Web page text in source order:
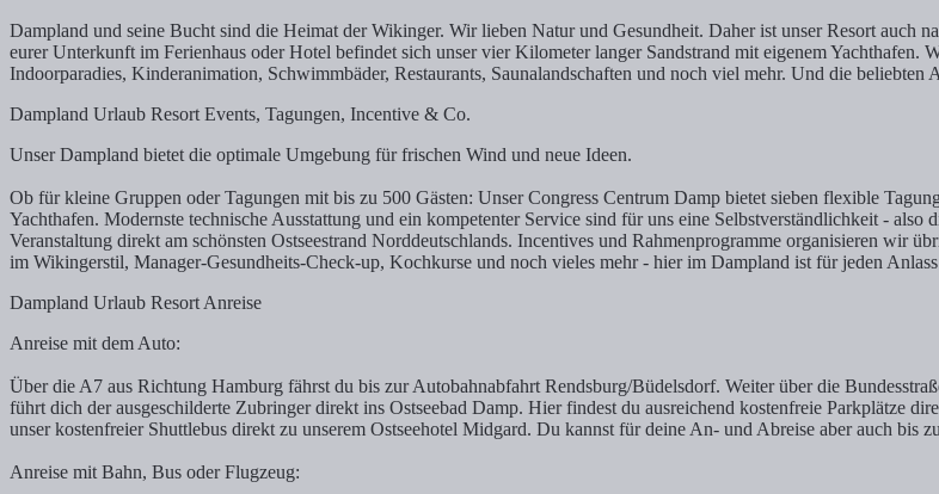
Dampland und seine Bucht sind die Heimat der Wikinger. Wir lieben Natur und Gesundheit. Daher ist unser Resort auch
eurer Unterkunft im Ferienhaus oder Hotel befindet sich unser vier Kilometer langer Sandstrand mit eigenem
Indoorparadies, Kinderanimation, Schwimmbäder, Restaurants, Saunalandschaften und noch viel mehr. Und die
Dampland Urlaub Resort Events, Tagungen, Incentive & Co.
Unser Dampland bietet die optimale Umgebung für frischen Wind und neue Ideen.
Ob für kleine Gruppen oder Tagungen mit bis zu 500 Gästen: Unser Congress Centrum Damp bietet sieben flexible
Yachthafen. Modernste technische Ausstattung und ein kompetenter Service sind für uns eine Selbstverständlichkeit -
Veranstaltung direkt am schönsten Ostseestrand Norddeutschlands. Incentives und Rahmenprogramme organisieren wir
im Wikingerstil, Manager-Gesundheits-Check-up, Kochkurse und noch vieles mehr - hier im Dampland ist für jeden
Dampland Urlaub Resort Anreise
Anreise mit dem Auto:
Über die A7 aus Richtung Hamburg fährst du bis zur Autobahnabfahrt Rendsburg/Büdelsdorf. Weiter über die
führt dich der ausgeschilderte Zubringer direkt ins Ostseebad Damp. Hier findest du ausreichend kostenfreie Parkplätze
unser kostenfreier Shuttlebus direkt zu unserem Ostseehotel Midgard. Du kannst für deine An- und Abreise aber auch bis
Anreise mit Bahn, Bus oder Flugzeug: